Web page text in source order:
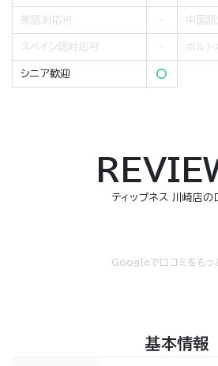
英語対応可 中国語
スペイン語対応可 ポルト
シニア歓迎
ティップネス 川崎店の
Googleで口コミをもっ
基本情報